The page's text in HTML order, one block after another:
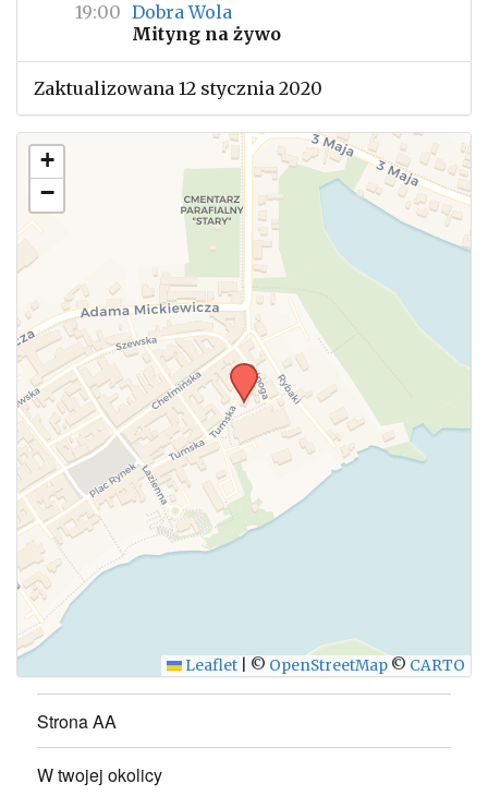
19:00 Dobra Wola
Mityng na żywo
Zaktualizowana 12 stycznia 2020
+
−
Leaflet © OpenStreetMap © CARTO
Strona AA
W twojej okolicy